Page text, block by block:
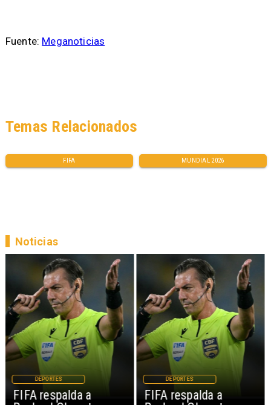
Fuente: Meganoticias
FIFA MUNDIAL 2026
Temas Relacionados
FIFA respalda a
DEPORTES
FIFA respalda a
DEPORTES
Noticias